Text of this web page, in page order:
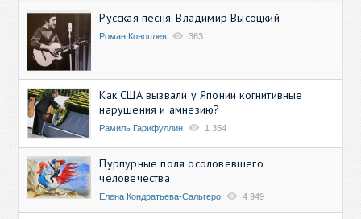
Русская песня. Владимир Высоцкий
Роман Коноплев 363
Как США вызвали у Японии когнитивные
нарушения и амнезию?
Рамиль Гарифуллин 1 354
Пурпурные поля осоловевшего
человечества
Елена Кондратьева-Сальгеро 4 949